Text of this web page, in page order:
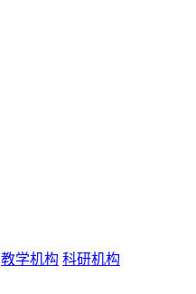
教学机构 科研机构